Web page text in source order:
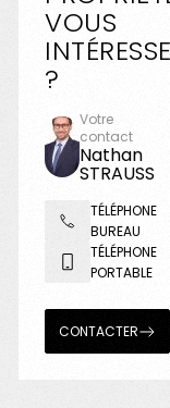
VOUS
?
Votre
contact
Nathan
STRAUSS
TÉLÉPHONE
BUREAU
TÉLÉPHONE
PORTABLE
CONTACTER